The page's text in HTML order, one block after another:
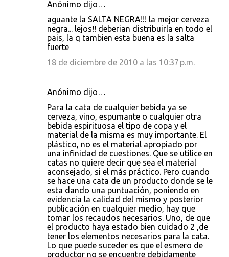
Anónimo dijo…
aguante la SALTA NEGRA!!! la mejor cerveza
negra... lejos!! deberian distribuirla en todo el
pais, la q tambien esta buena es la salta
fuerte
18 de diciembre de 2010 a las 10:37 p.m.
Anónimo dijo…
Para la cata de cualquier bebida ya se
cerveza, vino, espumante o cualquier otra
bebida espirituosa el tipo de copa y el
material de la misma es muy importante. El
plástico, no es el material apropiado por
una infinidad de cuestiones. Que se utilice en
catas no quiere decir que sea el material
aconsejado, si el más práctico. Pero cuando
se hace una cata de un producto donde se le
esta dando una puntuación, poniendo en
evidencia la calidad del mismo y posterior
publicación en cualquier medio, hay que
tomar los recaudos necesarios. Uno, de que
el producto haya estado bien cuidado 2 ,de
tener los elementos necesarios para la cata.
Lo que puede suceder es que el esmero de
productor no se encuentre debidamente